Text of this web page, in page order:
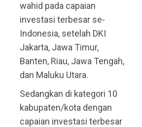
wahid pada capaian
investasi terbesar se-
Indonesia, setelah DKI
Jakarta, Jawa Timur,
Banten, Riau, Jawa Tengah,
dan Maluku Utara.
Sedangkan di kategori 10
kabupaten/kota dengan
capaian investasi terbesar